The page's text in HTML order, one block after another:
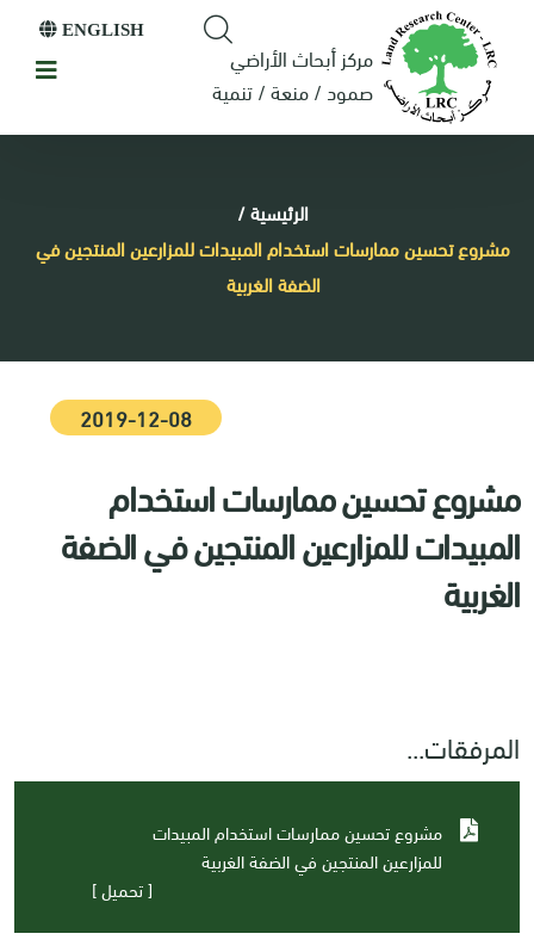
مركز أبحاث الأراضي
صمود / منعة / تنمية
ENGLISH
الرئيسية/
مشروع تحسين ممارسات استخدام المبيدات للمزارعين المنتجين في
الضفة الغربية
2019-12-08
مشروع تحسين ممارسات استخدام
المبيدات للمزارعين المنتجين في الضفة
الغربية
المرفقات...
مشروع تحسين ممارسات استخدام المبيدات
للمزارعين المنتجين في الضفة الغربية
[ تحميل ]